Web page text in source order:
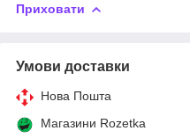
Приховати
Умови доставки
Нова Пошта
Магазини Rozetka